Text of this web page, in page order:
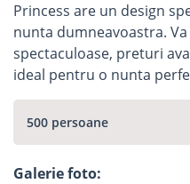
Princess are un design
nunta dumneavoastra.
spectaculoase, preturi
ideal pentru o nunta
500 persoane
Galerie foto: